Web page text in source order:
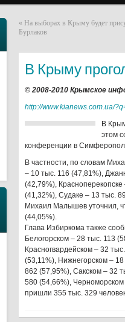
« На выборах в Крыму будет
Бурлаков
В Крыму
© 2008-2010 Крымское
http://www.kianews.com.ua/
В
этом
конференции в
В частности, по словам
– 10 тыс. 116 (47,81%),
(42,79%),
(41,32%), Судаке – 13 тыс.
Михаил Малышев уточнил,
(44,05%).
Глава Избиркома также
Белогорском – 28 тыс. 113
Красногвардейском – 32
(53,11%), Нижнегорском –
862 (57,95%), Сакском – 32
580 (54,66%), Черноморском
пришли 355 тыс. 329